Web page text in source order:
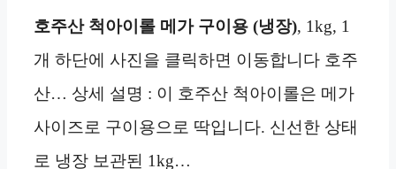
호주산 척아이롤 메가 구이용 (냉장), 1kg, 1
개 하단에 사진을 클릭하면 이동합니다 호주
산… 상세 설명 : 이 호주산 척아이롤은 메가
사이즈로 구이용으로 딱입니다. 신선한 상태
로 냉장 보관된 1kg…